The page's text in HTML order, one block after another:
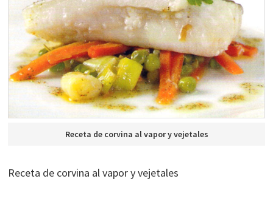
Receta de corvina al vapor y vejetales
Receta de corvina al vapor y vejetales